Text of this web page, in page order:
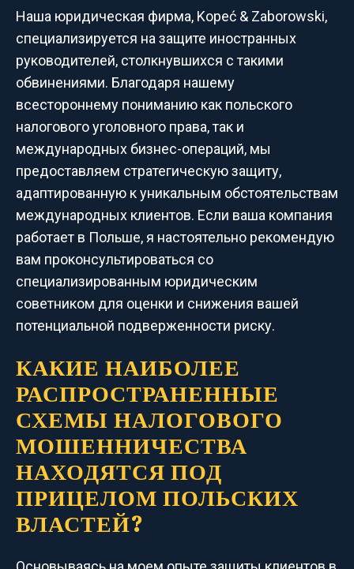
Наша юридическая фирма, Kopeć & Zaborowski,
специализируется на защите иностранных
руководителей, столкнувшихся с такими
обвинениями. Благодаря нашему
всестороннему пониманию как польского
налогового уголовного права, так и
международных бизнес-операций, мы
предоставляем стратегическую защиту,
адаптированную к уникальным обстоятельствам
международных клиентов. Если ваша компания
работает в Польше, я настоятельно рекомендую
вам проконсультироваться со
специализированным юридическим
советником для оценки и снижения вашей
потенциальной подверженности риску.
КАКИЕ НАИБОЛЕЕ
РАСПРОСТРАНЕННЫЕ
СХЕМЫ НАЛОГОВОГО
МОШЕННИЧЕСТВА
НАХОДЯТСЯ ПОД
ПРИЦЕЛОМ ПОЛЬСКИХ
ВЛАСТЕЙ?